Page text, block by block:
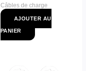
Câbles de charge
AJOUTER AU
PANIER